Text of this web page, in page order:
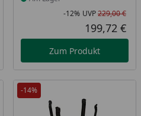
Preis
-12% UVP229,00 €
199,72 €
Zum Produkt
-14%